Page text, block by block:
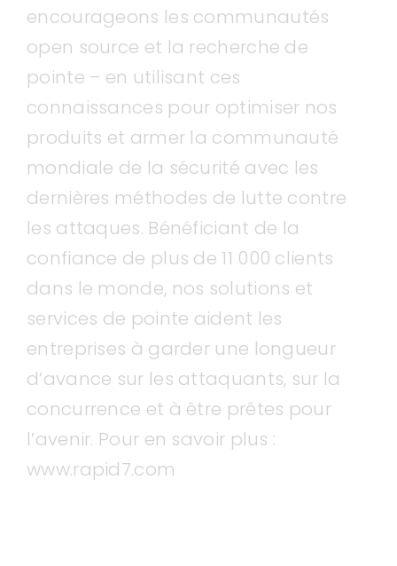
encourageons les communautés
open source et la recherche de
pointe – en utilisant ces
connaissances pour optimiser nos
produits et armer la communauté
mondiale de la sécurité avec les
dernières méthodes de lutte contre
les attaques. Bénéficiant de la
confiance de plus de 11 000 clients
dans le monde, nos solutions et
services de pointe aident les
entreprises à garder une longueur
d’avance sur les attaquants, sur la
concurrence et à être prêtes pour
l’avenir. Pour en savoir plus :
www.rapid7.com